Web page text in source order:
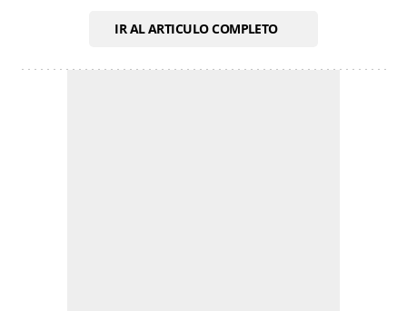
IR AL ARTICULO COMPLETO